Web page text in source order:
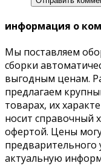
информация о
Мы поставляем
сборки
выгодным ценам.
предлагаем
товарах, их
носит справочный
офертой. Цены
предварительного
актуальную